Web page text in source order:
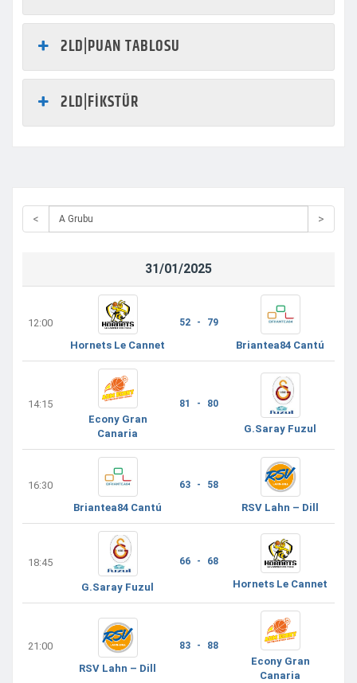
2LD|PUAN TABLOSU
2LD|FİKSTÜR
< >
31/01/2025
12:00
Hornets Le Cannet
52 - 79
Briantea84 Cantú
14:15
Econy Gran
Canaria
81 - 80
G.Saray Fuzul
16:30
Briantea84 Cantú
63 - 58
RSV Lahn – Dill
18:45
G.Saray Fuzul
66 - 68
Hornets Le Cannet
21:00
RSV Lahn – Dill
83 - 88
Econy Gran
Canaria